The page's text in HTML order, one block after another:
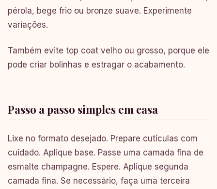
pérola, bege frio ou bronze suave. Experimente
variações.
Também evite top coat velho ou grosso, porque ele
pode criar bolinhas e estragar o acabamento.
Passo a passo simples em casa
Lixe no formato desejado. Prepare cutículas com
cuidado. Aplique base. Passe uma camada fina de
esmalte champagne. Espere. Aplique segunda
camada fina. Se necessário, faça uma terceira